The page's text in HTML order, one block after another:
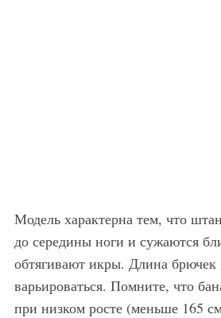
Модель характерна тем, что
до середины ноги и сужаются
обтягивают икры. Длина
варьироваться. Помните, что
при низком росте (меньше 165